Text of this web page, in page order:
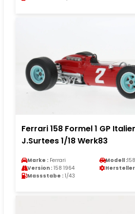
Ferrari 158 Formel 1 GP
J.Surtees 1/18 Werk83
Marke : Ferrari Modell :158
Version : 158 1964 Hersteller
Massstabe : 1/43